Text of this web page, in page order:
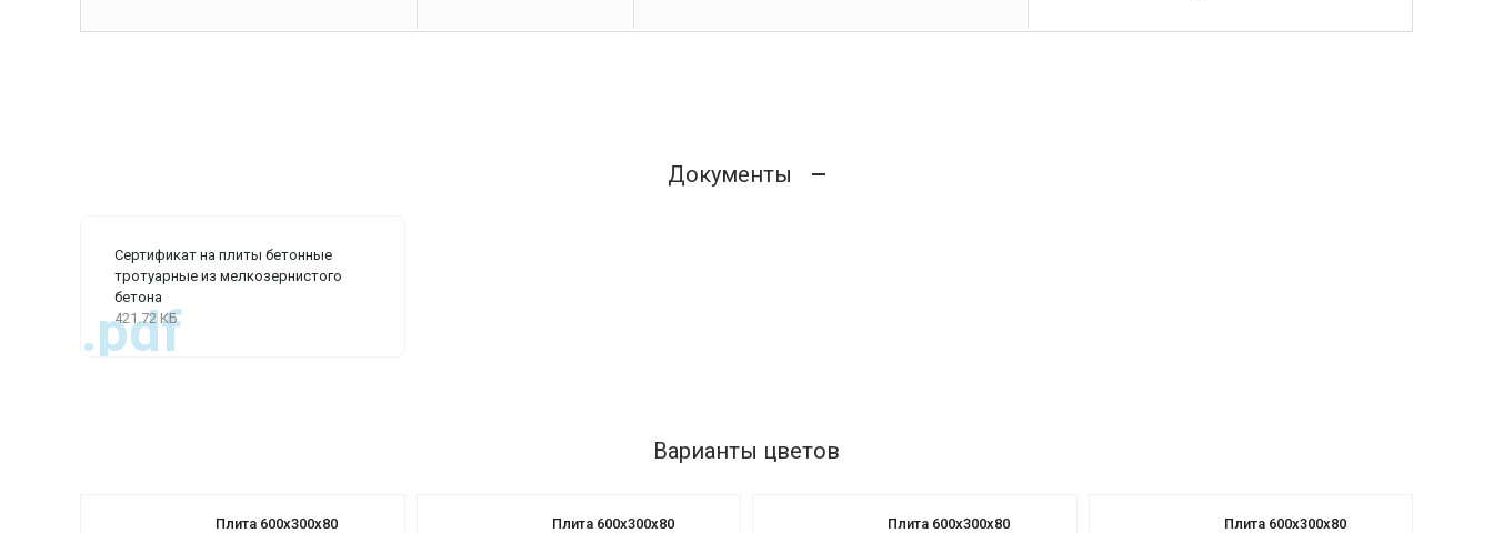
Документы
Сертификат на плиты бетонные
тротуарные из мелкозернистого
бетона
421.72 КБ
.pdf
Варианты цветов
Плита 600х300х80
Плита 600х300х80
Плита 600х300х80
Плита 600х300х80